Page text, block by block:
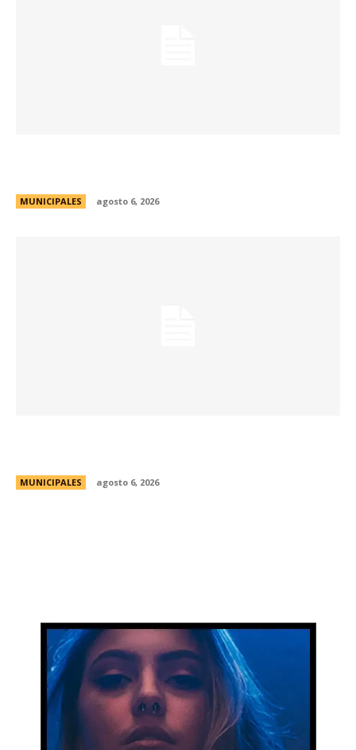
MUNICIPALES agosto 6, 2026
MUNICIPALES agosto 6, 2026